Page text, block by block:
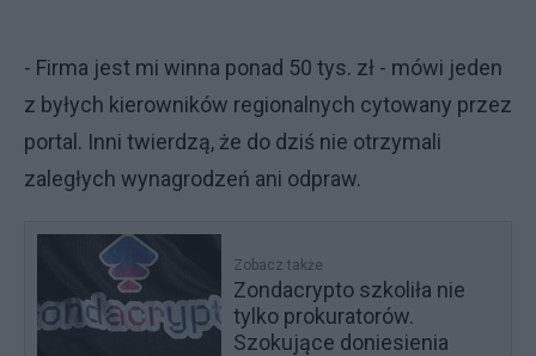
- Firma jest mi winna ponad 50 tys. zł - mówi jeden
z byłych kierowników regionalnych cytowany przez
portal. Inni twierdzą, że do dziś nie otrzymali
zaległych wynagrodzeń ani odpraw.
Zobacz także
Zondacrypto szkoliła nie
tylko prokuratorów.
Szokujące doniesienia